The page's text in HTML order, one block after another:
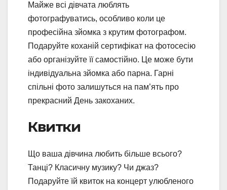
Майже всі дівчата люблять
фотографуватись, особливо коли це
професійна зйомка з крутим фотографом.
Подаруйте коханій сертифікат на фотосесію
або організуйте її самостійно. Це може бути
індивідуальна зйомка або парна. Гарні
спільні фото залишуться на пам’ять про
прекрасний День закоханих.
Квитки
Що ваша дівчина любить більше всього?
Танці? Класичну музику? Чи джаз?
Подаруйте їй квиток на концерт улюбленого